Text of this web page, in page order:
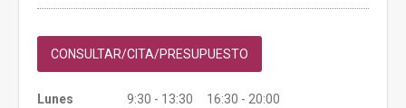
CONSULTAR/CITA/PRESUPUESTO
Lunes
9:30 - 13:30 16:30 - 20:00